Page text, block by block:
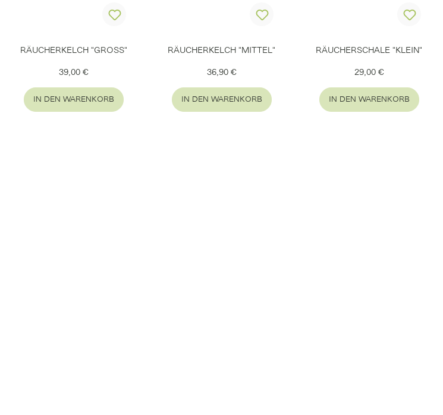
RÄUCHERKELCH "GROSS"
Regulärer Preis:
39,00 €
IN DEN WARENKORB
RÄUCHERKELCH "MITTEL"
Regulärer Preis:
36,90 €
IN DEN WARENKORB
RÄUCHERSCHALE "KLEIN"
Regulärer Preis:
29,00 €
IN DEN WARENKORB